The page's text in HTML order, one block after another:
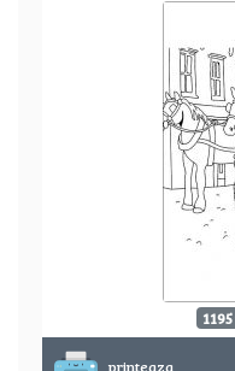
printeaza